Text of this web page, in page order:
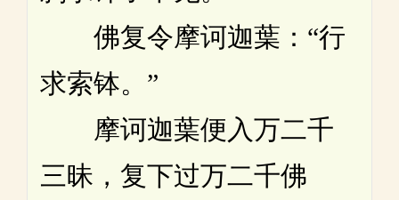
佛复令摩诃迦葉：“行
求索钵。”
摩诃迦葉便入万二千
三昧，复下过万二千佛